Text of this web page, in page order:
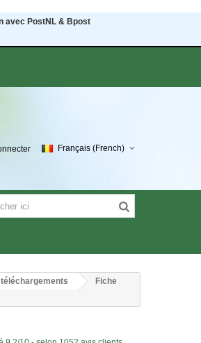
avec PostNL & Bpost
Français (French)
Fiche